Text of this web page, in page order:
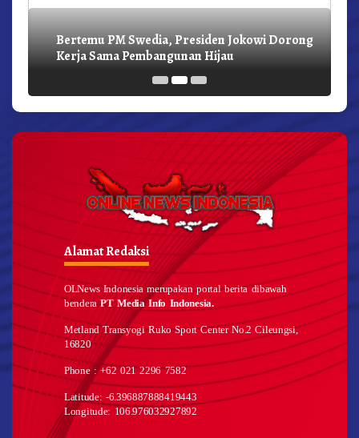
Bertemu PM Swedia, Presiden Jokowi Dorong
Kerja Sama Pembangunan Hijau
Alamat Redaksi
OLNews Indonesia merupakan portal berita dibawah
benderaPT Media Info Indonesia.
Metland Transyogi Ruko Sport Center No.2 Cileungsi,
16820
Phone : +62 021 2296 7582
Latitude: -6.396887888419443
Longitude: 106.976032927892